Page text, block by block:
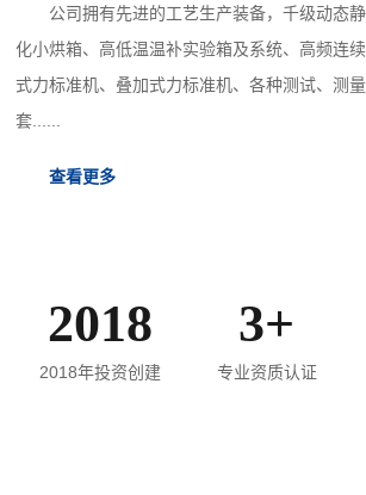
公司拥有先进的工艺生产装备，千级动态
化小烘箱、高低温温补实验箱及系统、高频连
式力标准机、叠加式力标准机、各种测试、测
套......
查看更多
2018
2018年投资创建
3+
专业资质认证